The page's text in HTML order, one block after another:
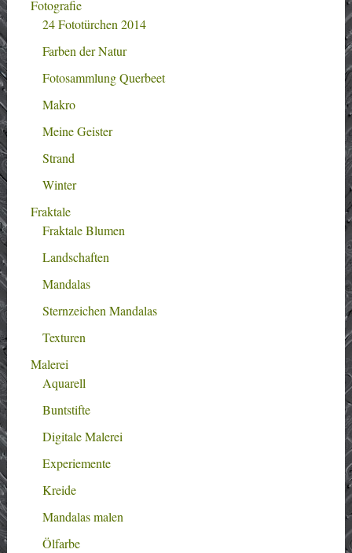
Fotografie
24 Fototürchen 2014
Farben der Natur
Fotosammlung Querbeet
Makro
Meine Geister
Strand
Winter
Fraktale
Fraktale Blumen
Landschaften
Mandalas
Sternzeichen Mandalas
Texturen
Malerei
Aquarell
Buntstifte
Digitale Malerei
Experiemente
Kreide
Mandalas malen
Ölfarbe